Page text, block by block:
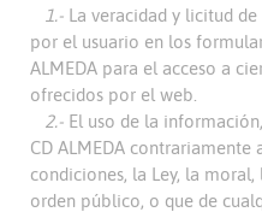
1.- La veracidad y licitud
por el usuario en los
ALMEDA para el acceso a
ofrecidos por el web.
2.- El uso de la
CD ALMEDA
condiciones, la Ley, la
orden público, o que de